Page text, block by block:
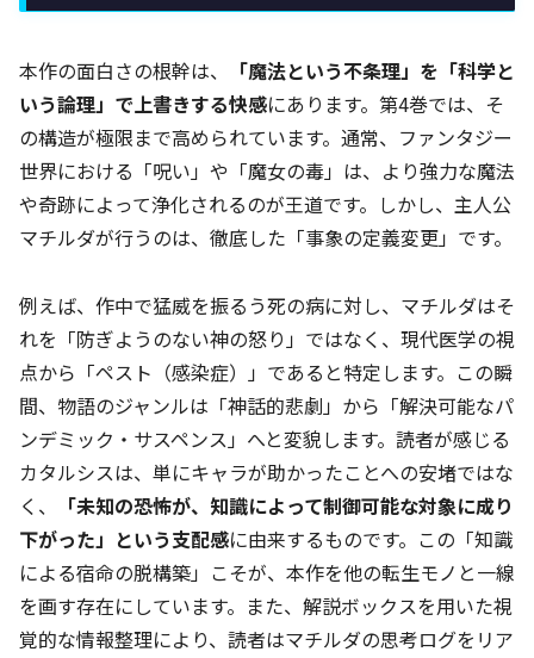
本作の面白さの根幹は、
「魔法という不条理」を「科学と
いう論理」で上書きする快感にあります。第4巻では、そ
の構造が極限まで高められています。通常、ファンタジー
世界における「呪い」や「魔女の毒」は、より強力な魔法
や奇跡によって浄化されるのが王道です。しかし、主人公
マチルダが行うのは、徹底した「事象の定義変更」です。
例えば、作中で猛威を振るう死の病に対し、マチルダはそ
れを「防ぎようのない神の怒り」ではなく、現代医学の視
点から「ペスト（感染症）」であると特定します。この瞬
間、物語のジャンルは「神話的悲劇」から「解決可能なパ
ンデミック・サスペンス」へと変貌します。読者が感じる
カタルシスは、単にキャラが助かったことへの安堵ではな
く、
「未知の恐怖が、知識によって制御可能な対象に成り
下がった」という支配感に由来するものです。この「知識
による宿命の脱構築」こそが、本作を他の転生モノと一線
を画す存在にしています。また、解説ボックスを用いた視
覚的な情報整理により、読者はマチルダの思考ログをリア